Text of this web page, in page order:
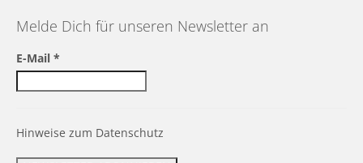
Melde Dich für unseren Newsletter an
E-Mail *
Hinweise zum Datenschutz